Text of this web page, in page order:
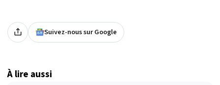
Suivez-nous sur Google
À lire aussi